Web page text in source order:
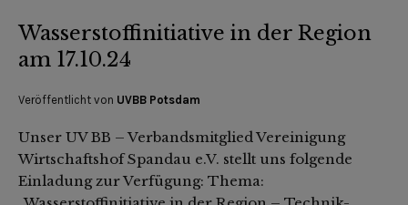
Wasserstoffinitiative in der Region
am 17.10.24
Veröffentlicht von UVBB Potsdam
Unser UV BB – Verbandsmitglied Vereinigung
Wirtschaftshof Spandau e.V. stellt uns folgende
Einladung zur Verfügung: Thema: